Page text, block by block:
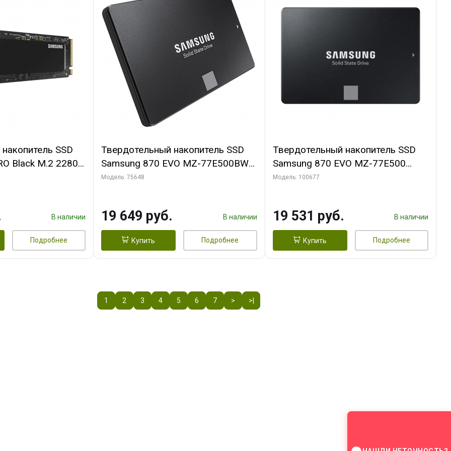
SSD
Black M.2 2280
Client SSD PCI-
В наличии
Подробнее
Твердотельный накопитель SSD
Samsung 870 EVO MZ-77E500BW
500GB 2.5" Client SATA 6Gb/s,
RTL {10}, (527463)
Модель: 75648
19 649 руб. В наличии
Купить Подробнее
Твердотельный накопитель SSD
Samsung 870 EVO MZ-77E500
500GB 2.5" Client SATA 6Gb/s,
RTL (545924)
Модель: 100677
19 531 руб. В наличии
Купить Подробнее
1 2 3 4 5 6 7 > >|